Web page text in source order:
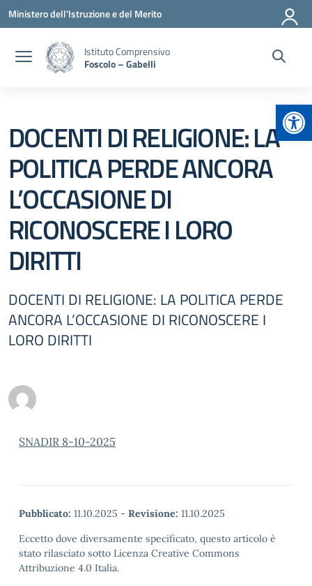
Vai ai contenuti
Vai al menu di navigazione
Vai al footer
Ministero dell'Istruzione e del Merito
Istituto Comprensivo
Foscolo – Gabelli
DOCENTI DI RELIGIONE: LA
POLITICA PERDE ANCORA
L’OCCASIONE DI
RICONOSCERE I LORO
DIRITTI
DOCENTI DI RELIGIONE: LA POLITICA PERDE
ANCORA L’OCCASIONE DI RICONOSCERE I
LORO DIRITTI
SNADIR 8-10-2025
Pubblicato: 11.10.2025 - Revisione: 11.10.2025
Eccetto dove diversamente specificato, questo articolo è
stato rilasciato sotto Licenza Creative Commons
Attribuzione 4.0 Italia.